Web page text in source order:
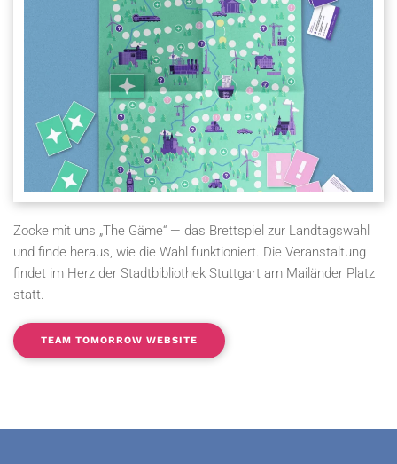
Zocke mit uns „The Gäme“ — das Brettspiel zur Landtagswahl
und finde heraus, wie die Wahl funktioniert. Die Veranstaltung
findet im Herz der Stadtbibliothek Stuttgart am Mailänder Platz
statt.
TEAM TOMORROW WEBSITE